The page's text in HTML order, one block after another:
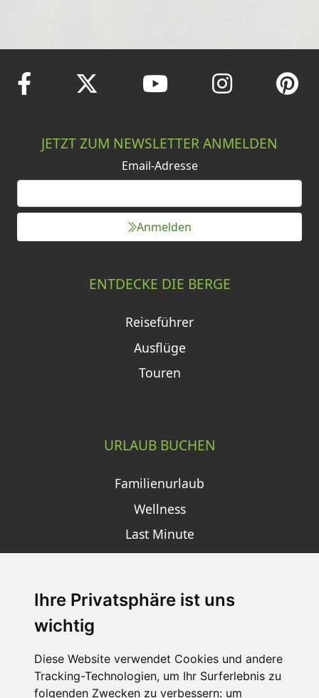
Ihre Privatsphäre ist uns
wichtig
Diese Website verwendet Cookies und andere
Tracking-Technologien, um Ihr Surferlebnis zu
folgenden Zwecken zu verbessern: um
JETZT ZUM NEWSLETTER ANMELDEN
Email-Adresse
Anmelden
ENTDECKE DIE BERGE
Reiseführer
Ausflüge
Touren
URLAUB BUCHEN
Familienurlaub
Wellness
Last Minute
SCHNEEHÖHEN SKI APP
Die Schneehoehen Ski APP für iOS und Android - Ein
Muss für alle Wintersportler und Schneefreaks!